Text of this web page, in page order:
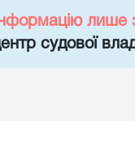
лише
судової